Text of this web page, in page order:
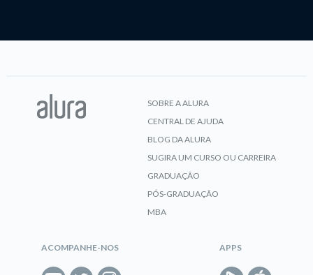
SOBRE A ALURA
CENTRAL DE AJUDA
BLOG DA ALURA
SUGIRA UM CURSO OU CARREIRA
GRADUAÇÃO
PÓS-GRADUAÇÃO
MBA
ACOMPANHE-NOS APPS